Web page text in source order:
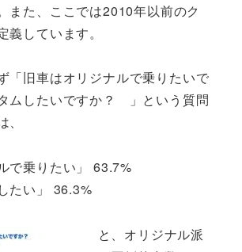
また、ここでは2010年以前のク
義しています。
「旧車はオリジナルで乗りたいで
ムしたいですか？ 」という質問
で乗りたい」 63.7%
たい」 36.3%
と、オリジナル派